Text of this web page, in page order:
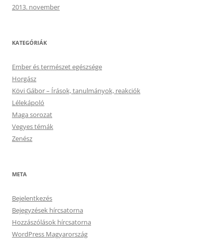
2013. november
KATEGÓRIÁK
Ember és természet egészsége
Horgász
Kövi Gábor – Írások, tanulmányok, reakciók
Lélekápoló
Maga sorozat
Vegyes témák
Zenész
META
Bejelentkezés
Bejegyzések hírcsatorna
Hozzászólások hírcsatorna
WordPress Magyarország